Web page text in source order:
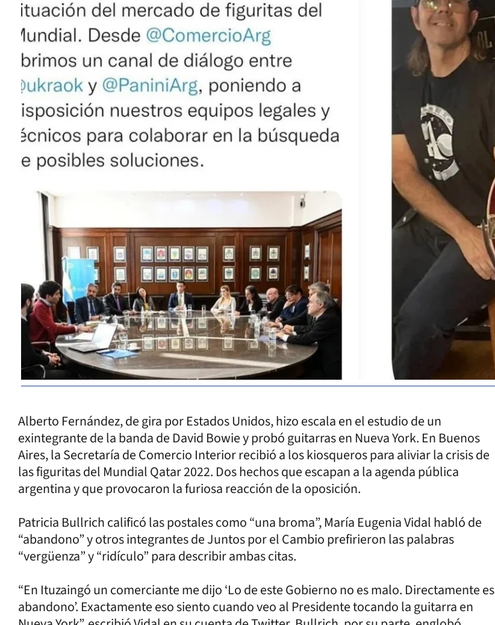
Alberto Fernández, de gira por Estados Unidos, hizo escala en el estudio de un
exintegrante de la banda de David Bowie y probó guitarras en Nueva York. En Buenos
Aires, la Secretaría de Comercio Interior recibió a los kiosqueros para aliviar la crisis de
las figuritas del Mundial Qatar 2022. Dos hechos que escapan a la agenda pública
argentina y que provocaron la furiosa reacción de la oposición.
Patricia Bullrich calificó las postales como “una broma”, María Eugenia Vidal habló de
“abandono” y otros integrantes de Juntos por el Cambio prefirieron las palabras
“vergüenza” y “ridículo” para describir ambas citas.
“En Ituzaingó un comerciante me dijo ‘Lo de este Gobierno no es malo. Directamente es
abandono’. Exactamente eso siento cuando veo al Presidente tocando la guitarra en